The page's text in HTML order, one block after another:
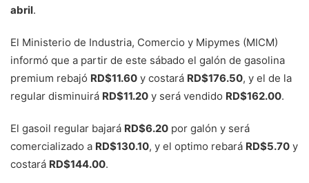
abril.
El Ministerio de Industria, Comercio y Mipymes (MICM)
informó que a partir de este sábado el galón de gasolina
premium rebajó RD$11.60 y costará RD$176.50, y el de la
regular disminuirá RD$11.20 y será vendido RD$162.00.
El gasoil regular bajará RD$6.20 por galón y será
comercializado a RD$130.10, y el optimo rebará RD$5.70 y
costará RD$144.00.